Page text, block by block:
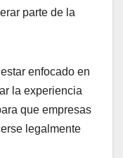
parte de la
enfocado en
la experiencia
que empresas
legalmente